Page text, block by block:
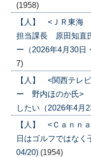
(1958)
【人】 <ＪＲ東海
担当課長 原田知直
ー（2026年4月30日
7)
【人】 <関西テレ
ー 野内ほのか氏>
したい（2026年4月
【人】 <Ｃａｎ
日はゴルフではなく
04/20) (1954)